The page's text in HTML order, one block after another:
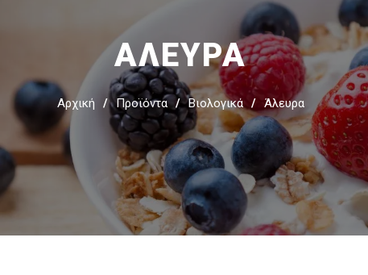
Φρούτα Χωρίς
Φρούτα Με
Φρούτα Χωρίς
ΣΟΚΟΛΑΤΕΣ –
ΖΑΧΑΡΩΔΗ
Χειροποίητες Σοκολάτες
Κεράσματα Laurence
Special Choco
Ζελεδάκια
Χαλβάς
Καραμέλες
ΑΛΕΥΡΑ
Αρχική Προϊόντα Βιολογικά Άλευρα